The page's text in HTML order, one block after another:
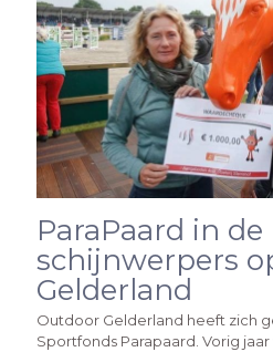
ParaPaard in de
schijnwerpers
Gelderland
Outdoor Gelderland heeft zich
Sportfonds Parapaard. Vorig